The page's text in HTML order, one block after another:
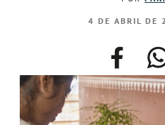
4 DE ABRIL